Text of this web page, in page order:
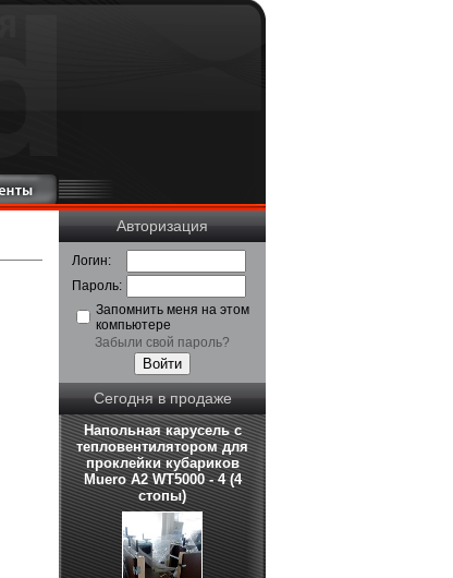
Авторизация
Логин:
Пароль:
Запомнить меня на этом
компьютере
Забыли свой пароль?
Сегодня в продаже
Напольная карусель с
тепловентилятором для
проклейки кубариков
Muero A2 WT5000 - 4 (4
стопы)